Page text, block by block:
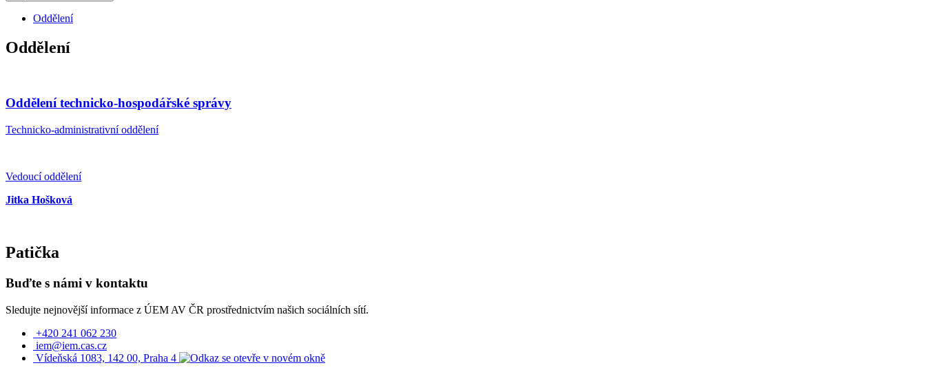
Oddělení
Oddělení
Oddělení technicko-hospodářské správy
Technicko-administrativní oddělení
Vedoucí oddělení
Jitka Hošková
Patička
Buďte s námi v kontaktu
Sledujte nejnovější informace z ÚEM AV ČR prostřednictvím našich sociálních sítí.
+420 241 062 230
iem@iem.cas.cz
Vídeňská 1083, 142 00, Praha 4